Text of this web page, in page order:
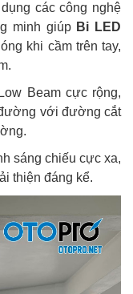
các công nghệ
minh giúp Bi LED
khi cầm trên tay,
Beam cực rộng,
với đường cắt
sáng chiếu cực xa,
thiện đáng kể.